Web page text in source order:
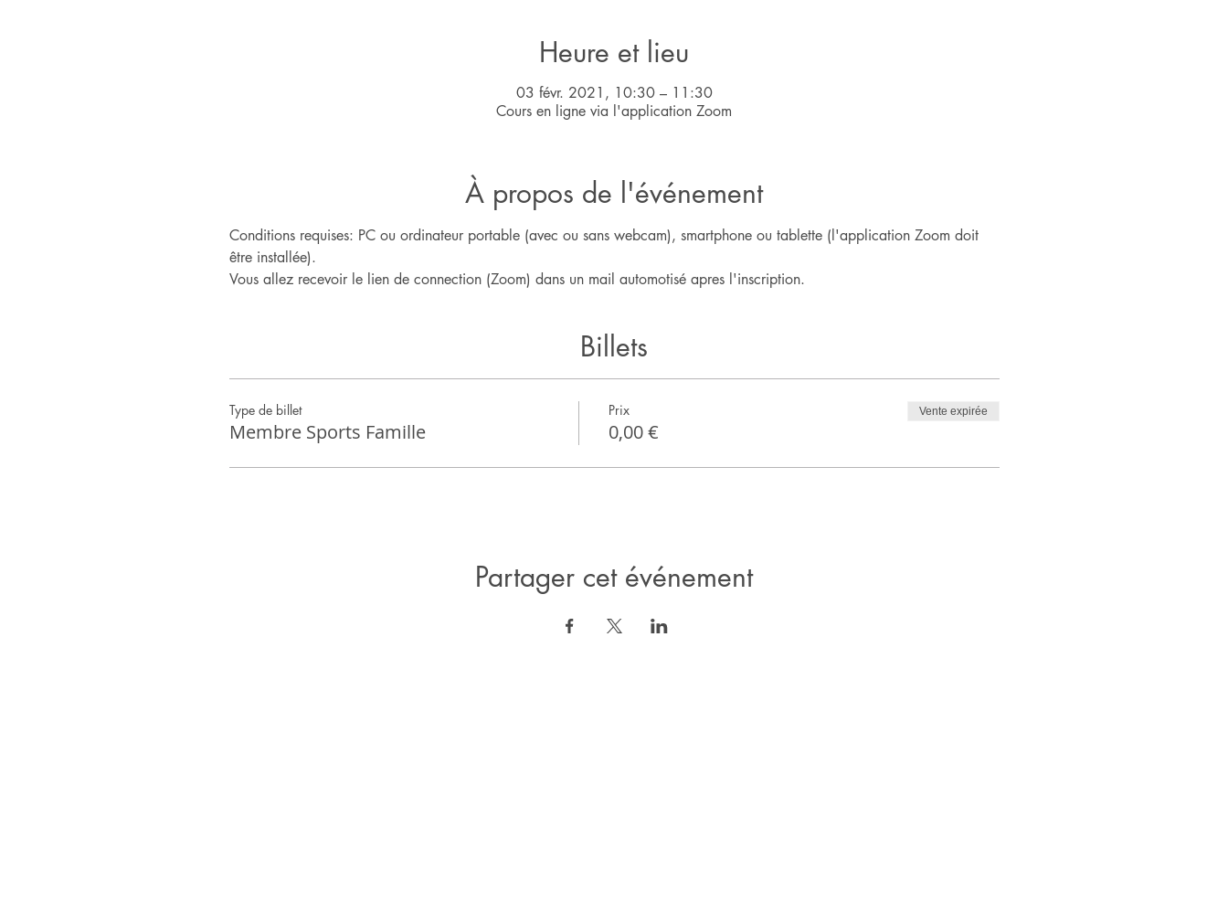
Heure et lieu
03 févr. 2021, 10:30 – 11:30
Cours en ligne via l'application Zoom
À propos de l'événement
Conditions requises: PC ou ordinateur portable (avec ou sans webcam), smartphone ou tablette (l'application Zoom doit
être installée).
Vous allez recevoir le lien de connection (Zoom) dans un mail automotisé apres l'inscription.
Billets
Type de billet
Membre Sports Famille
Prix
0,00 €
Vente expirée
Partager cet événement